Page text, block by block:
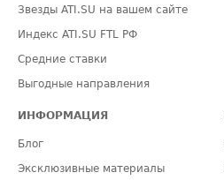
Звезды ATI.SU на вашем сайте
Индекс ATI.SU FTL РФ
Средние ставки
Выгодные направления
ИНФОРМАЦИЯ
Блог
Эксклюзивные материалы